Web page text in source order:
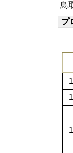
鳥
プ